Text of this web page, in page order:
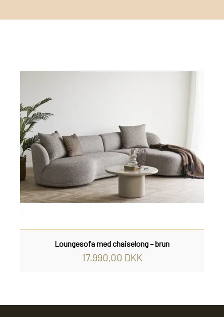
Loungesofa med chaiselong – brun
17.990,00 DKK